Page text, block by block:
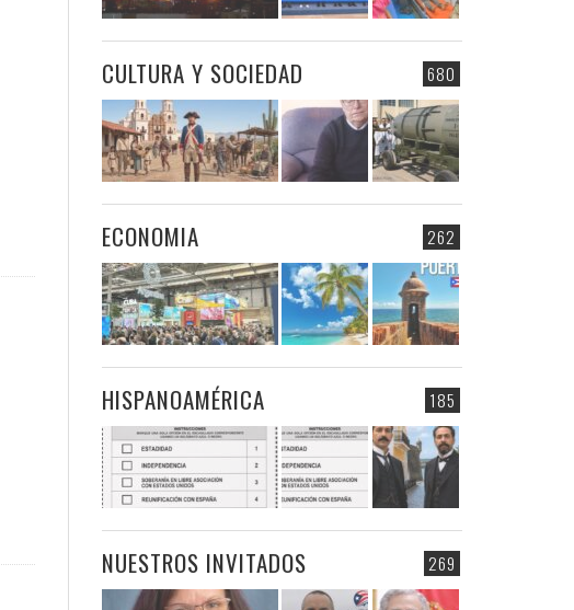
680
CULTURA Y SOCIEDAD
262
ECONOMIA
185
HISPANOAMÉRICA
269
NUESTROS INVITADOS